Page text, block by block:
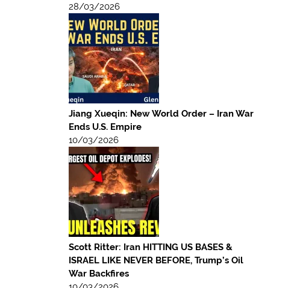
28/03/2026
Jiang Xueqin: New World Order – Iran War
Ends U.S. Empire
10/03/2026
Scott Ritter: Iran HITTING US BASES &
ISRAEL LIKE NEVER BEFORE, Trump’s Oil
War Backfires